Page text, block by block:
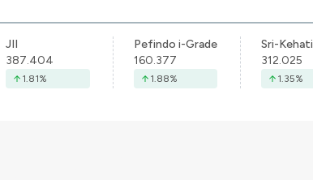
JII
387.404
1.81%
Pefindo i-Grade
160.377
1.88%
Sri-Kehati
312.025
1.35%